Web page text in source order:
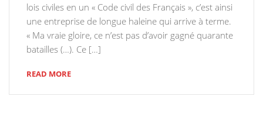
lois civiles en un « Code civil des Français », c’est ainsi
une entreprise de longue haleine qui arrive à terme.
« Ma vraie gloire, ce n’est pas d’avoir gagné quarante
batailles (…). Ce […]
READ MORE